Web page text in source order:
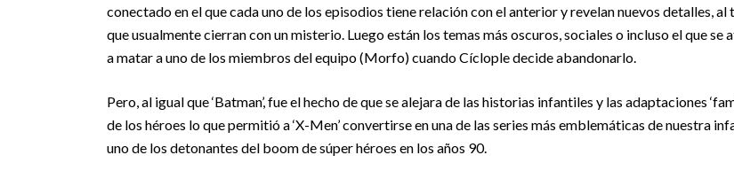
conectado en el que cada uno de los episodios tiene relación con el anterior y revelan nuevos detalles, al
que usualmente cierran con un misterio. Luego están los temas más oscuros, sociales o incluso el que se
a matar a uno de los miembros del equipo (Morfo) cuando Cíclople decide abandonarlo.
Pero, al igual que ‘Batman’, fue el hecho de que se alejara de las historias infantiles y las adaptaciones
de los héroes lo que permitió a ‘X-Men’ convertirse en una de las series más emblemáticas de nuestra
uno de los detonantes del boom de súper héroes en los años 90.